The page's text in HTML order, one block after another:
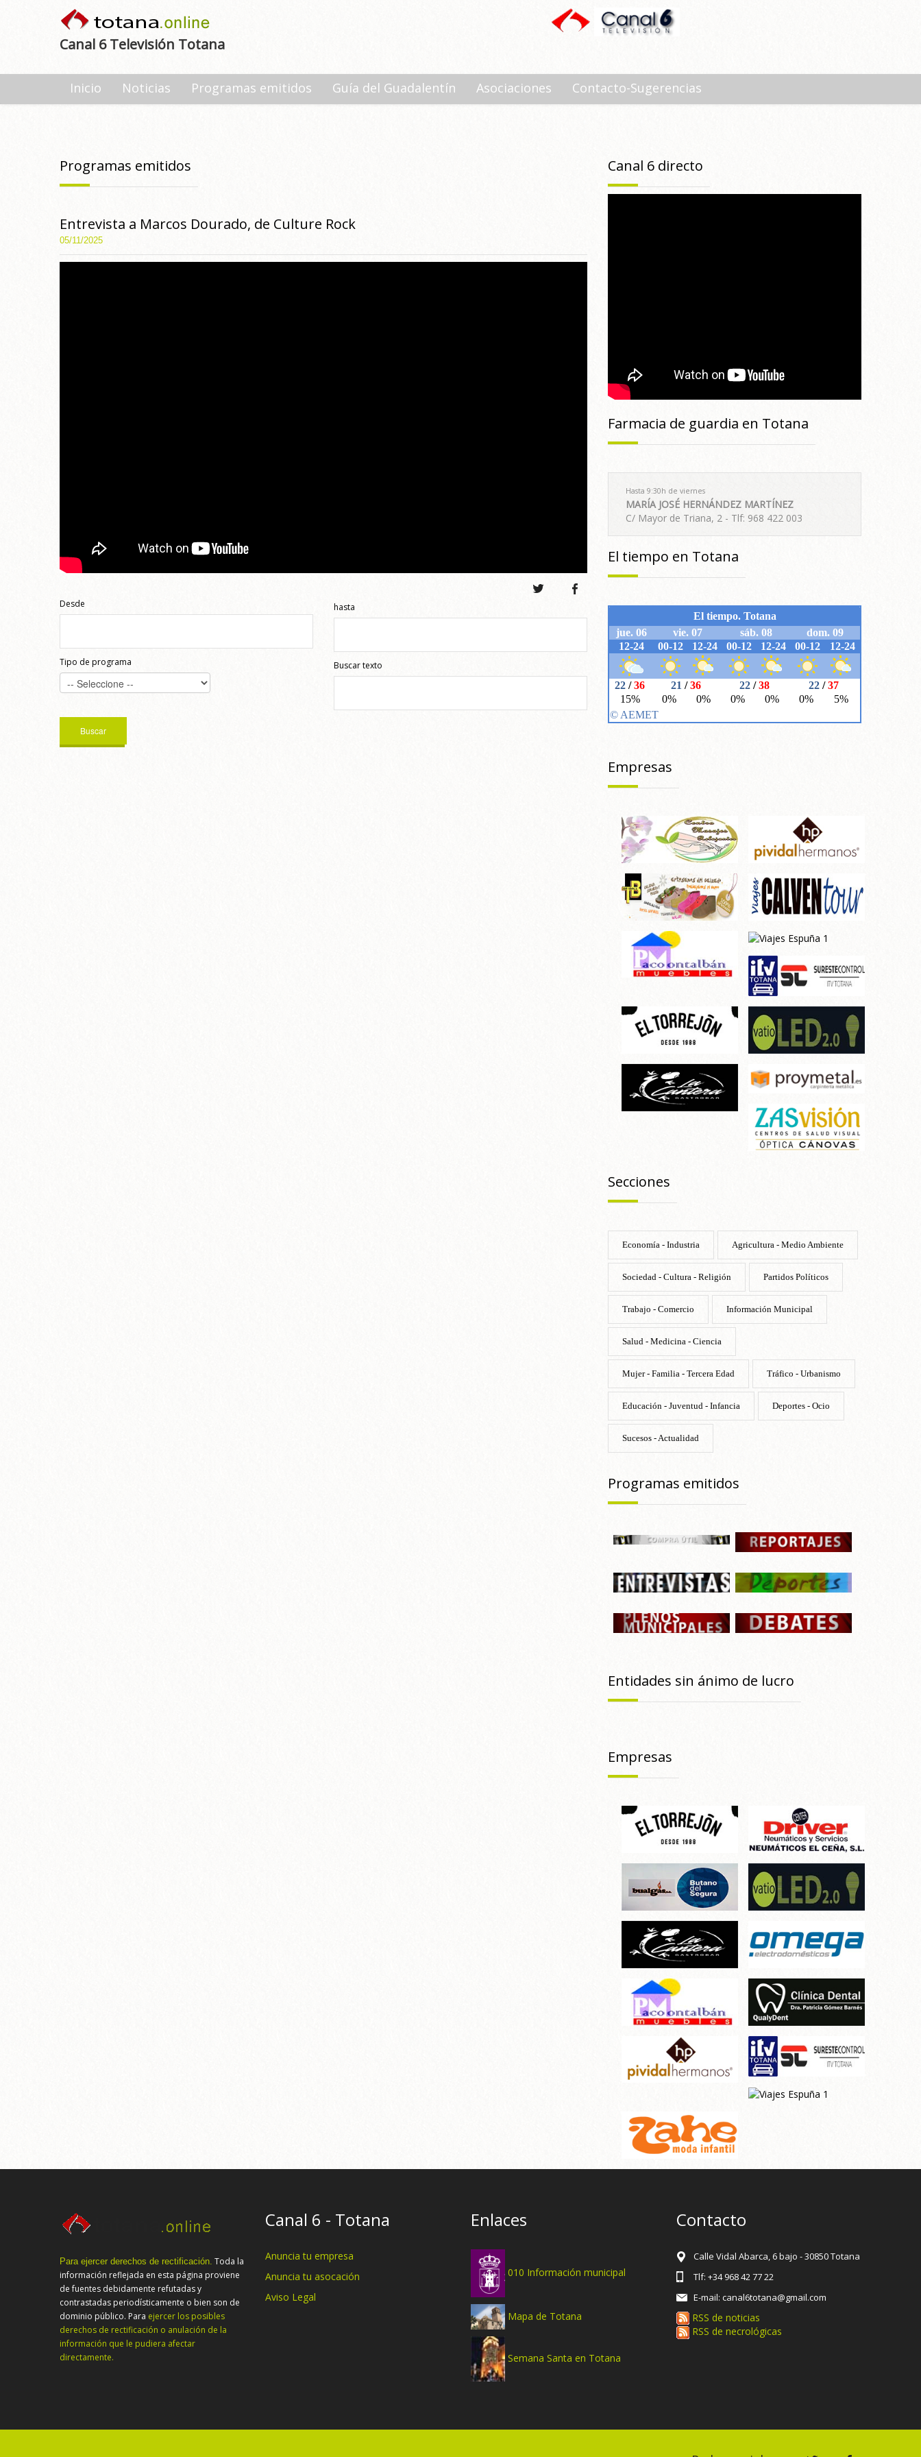
Canal 6 Televisión Totana
Inicio Noticias Programas emitidos Guía del Guadalentín Asociaciones Contacto-Sugerencias
Programas emitidos
Entrevista a Marcos Dourado, de Culture Rock
05/11/2025
Desde
Tipo de programa
hasta
Buscar texto
Canal 6 directo
Farmacia de guardia en Totana
Hasta 9:30h de viernes
MARÍA JOSÉ HERNÁNDEZ MARTÍNEZ
C/ Mayor de Triana, 2 - Tlf: 968 422 003
El tiempo en Totana
Empresas
Secciones
Economía - Industria Agricultura - Medio Ambiente
Sociedad - Cultura - Religión Partidos Políticos
Trabajo - Comercio Información Municipal
Salud - Medicina - Ciencia
Mujer - Familia - Tercera Edad Tráfico - Urbanismo
Educación - Juventud - Infancia Deportes - Ocio
Sucesos - Actualidad
Programas emitidos
Entidades sin ánimo de lucro
Empresas
Para ejercer derechos de rectificación. Toda la
información reflejada en esta página proviene
de fuentes debidamente refutadas y
contrastadas periodísticamente o bien son de
dominio público. Para ejercer los posibles
derechos de rectificación o anulación de la
información que le pudiera afectar
directamente.
Canal 6 - Totana
Anuncia tu empresa
Anuncia tu asocación
Aviso Legal
Enlaces
010 Información municipal
Mapa de Totana
Semana Santa en Totana
Contacto
Calle Vidal Abarca, 6 bajo - 30850 Totana
Tlf: +34 968 42 77 22
E-mail: canal6totana@gmail.com
RSS de noticias
RSS de necrológicas